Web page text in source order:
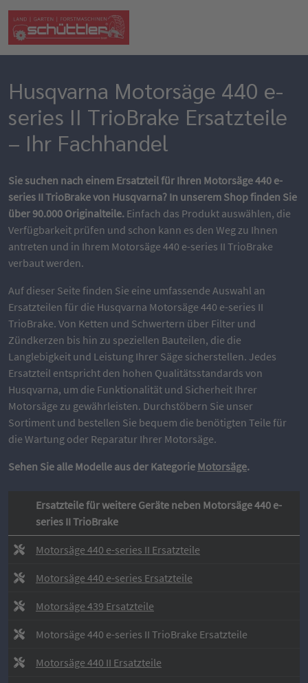
Husqvarna Motorsäge 440 e-
series II TrioBrake Ersatzteile
– Ihr Fachhandel
Sie suchen nach einem Ersatzteil für Ihren Motorsäge 440 e-
series II TrioBrake von Husqvarna? In unserem Shop finden Sie
über 90.000 Originalteile. Einfach das Produkt auswählen, die
Verfügbarkeit prüfen und schon kann es den Weg zu Ihnen
antreten und in Ihrem Motorsäge 440 e-series II TrioBrake
verbaut werden.
Auf dieser Seite finden Sie eine umfassende Auswahl an
Ersatzteilen für die Husqvarna Motorsäge 440 e-series II
TrioBrake. Von Ketten und Schwertern über Filter und
Zündkerzen bis hin zu speziellen Bauteilen, die die
Langlebigkeit und Leistung Ihrer Säge sicherstellen. Jedes
Ersatzteil entspricht den hohen Qualitätsstandards von
Husqvarna, um die Funktionalität und Sicherheit Ihrer
Motorsäge zu gewährleisten. Durchstöbern Sie unser
Sortiment und bestellen Sie bequem die benötigten Teile für
die Wartung oder Reparatur Ihrer Motorsäge.
Sehen Sie alle Modelle aus der Kategorie Motorsäge.
Ersatzteile für weitere Geräte neben Motorsäge 440 e-
series II TrioBrake
Motorsäge 440 e-series II Ersatzteile
Motorsäge 440 e-series Ersatzteile
Motorsäge 439 Ersatzteile
Motorsäge 440 e-series II TrioBrake Ersatzteile
Motorsäge 440 II Ersatzteile